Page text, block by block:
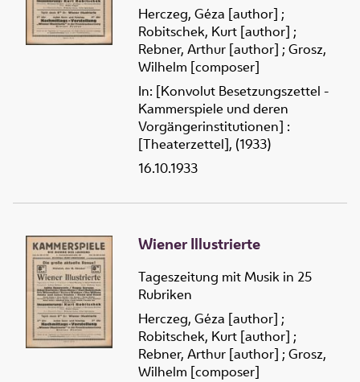
Herczeg, Géza [author] ;
Robitschek, Kurt [author] ;
Rebner, Arthur [author] ; Grosz,
Wilhelm [composer]
In: [Konvolut Besetzungszettel -
Kammerspiele und deren
Vorgängerinstitutionen] :
[Theaterzettel], (1933)
16.10.1933
Wiener Illustrierte
Tageszeitung mit Musik in 25
Rubriken
Herczeg, Géza [author] ;
Robitschek, Kurt [author] ;
Rebner, Arthur [author] ; Grosz,
Wilhelm [composer]